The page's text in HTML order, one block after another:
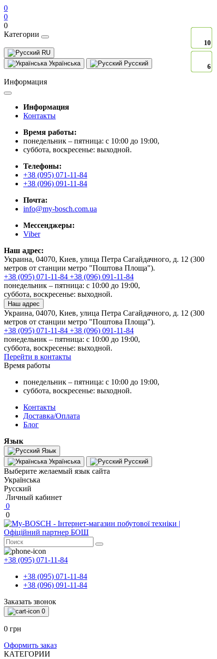
0
0
0
Категории
RU
Українська
Русский
Информация
Информация
Контакты
Время работы:
понедельник – пятница: с 10:00 до 19:00,
суббота, воскресенье: выходной.
Телефоны:
+38 (095) 071-11-84
+38 (096) 091-11-84
Почта:
info@my-bosch.com.ua
Мессенджеры:
Viber
Наш адрес:
Украина, 04070, Киев, улица Петра Сагайдачного, д. 12 (300
метров от станции метро "Поштова Площа").
+38 (095) 071-11-84 +38 (096) 091-11-84
понедельник – пятница: с 10:00 до 19:00,
суббота, воскресенье: выходной.
Наш адрес
Украина, 04070, Киев, улица Петра Сагайдачного, д. 12 (300
метров от станции метро "Поштова Площа").
+38 (095) 071-11-84 +38 (096) 091-11-84
понедельник – пятница: с 10:00 до 19:00,
суббота, воскресенье: выходной.
Перейти в контакты
Время работы
понедельник – пятница: с 10:00 до 19:00,
суббота, воскресенье: выходной.
Контакты
Доставка/Оплата
Блог
Язык
Язык
Українська
Русский
Выберите желаемый язык сайта
Українська
Русский
Личный кабинет
0
0
+38 (095) 071-11-84
+38 (095) 071-11-84
+38 (096) 091-11-84
Заказать звонок
0
0 грн
Оформить заказ
КАТЕГОРИИ
10
6
10
6
10
6
10
6
10
6
10
6
10
6
10
6
10
6
10
6